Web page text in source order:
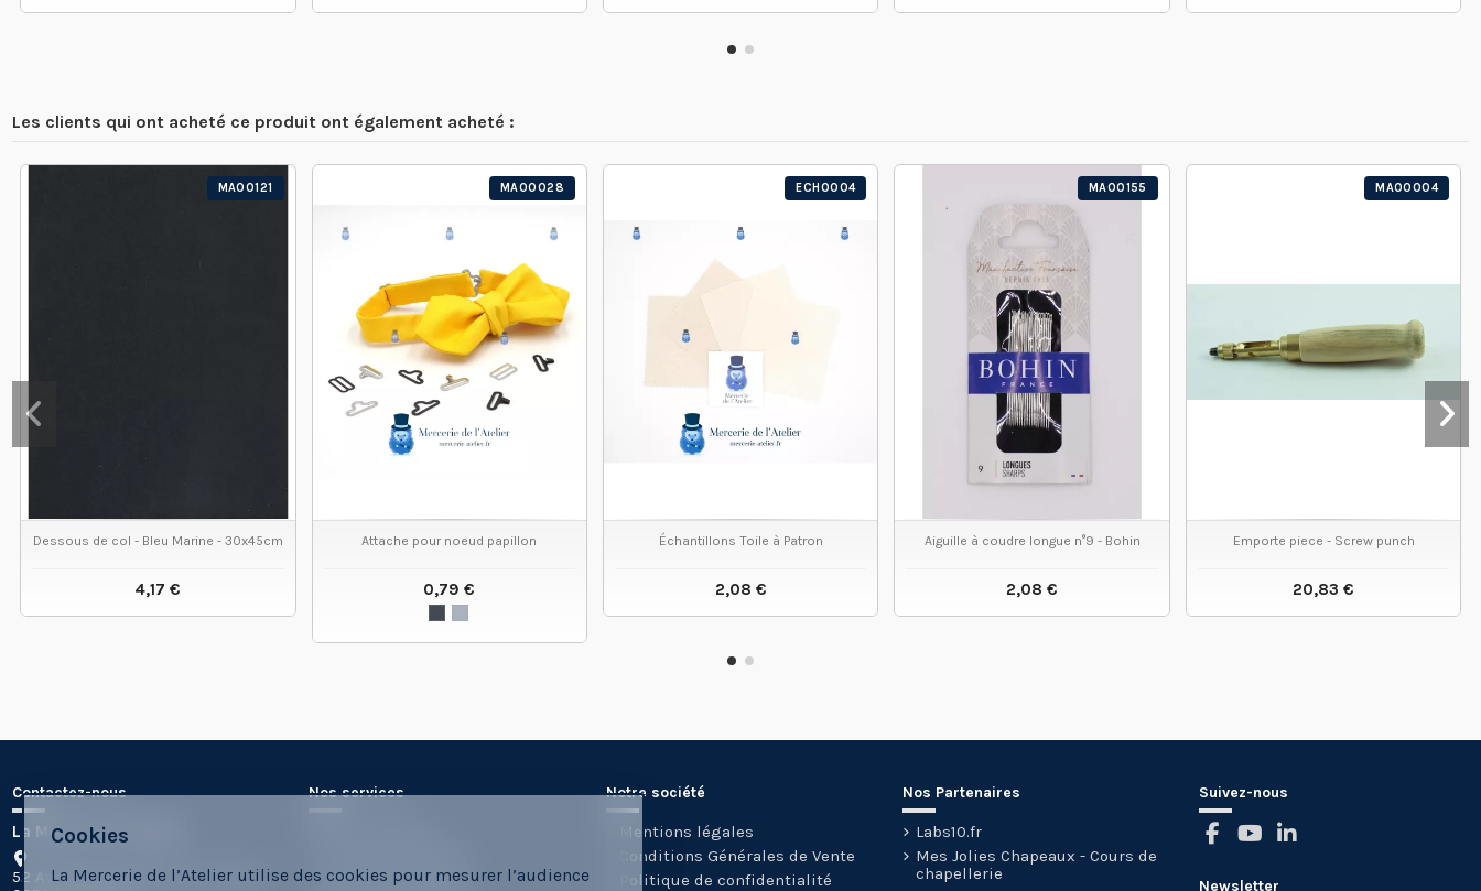
VOIR LE PRODUIT
VOIR LE PRODUIT
VOIR LE PRODUIT
VOIR LE PRODUIT
VOIR LE PRODUIT
Les clients qui ont acheté ce produit ont également acheté :
MA00121
Dessous de col - Bleu Marine - 30x45cm
4,17 €
VOIR LE PRODUIT
MA00028
Attache pour noeud papillon
0,79 €
VOIR LE PRODUIT
ECH0004
Échantillons Toile à Patron
2,08 €
VOIR LE PRODUIT
MA00155
Aiguille à coudre longue n°9 - Bohin
2,08 €
VOIR LE PRODUIT
MA00004
Emporte piece - Screw punch
20,83 €
VOIR LE PRODUIT
Contactez-nous
La Mercerie de l'Atelier
52 Av d'Estournelles de Constant
Nos services
Formes sur-mesure
Notre société
Mentions légales
Conditions Générales de Vente
Politique de confidentialité
Nos Partenaires
Labs10.fr
Mes Jolies Chapeaux - Cours de
chapellerie
Suivez-nous
Newsletter
Cookies
La Mercerie de l’Atelier utilise des cookies pour mesurer l’audience